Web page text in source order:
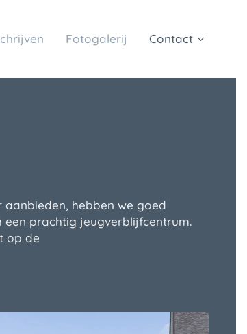
Fotogalerij Contact
aanbieden, hebben we goed
een prachtig jeugverblijfcentrum.
op de